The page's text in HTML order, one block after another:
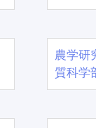
農学
質科学